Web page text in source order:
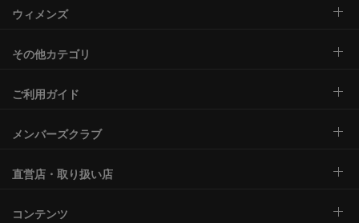
ウィメンズ
その他カテゴリ
ご利用ガイド
メンバーズクラブ
直営店・取り扱い店
コンテンツ